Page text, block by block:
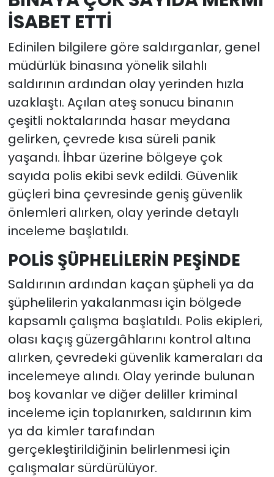
İSABET ETTİ
Edinilen bilgilere göre saldırganlar, genel
müdürlük binasına yönelik silahlı
saldırının ardından olay yerinden hızla
uzaklaştı. Açılan ateş sonucu binanın
çeşitli noktalarında hasar meydana
gelirken, çevrede kısa süreli panik
yaşandı. İhbar üzerine bölgeye çok
sayıda polis ekibi sevk edildi. Güvenlik
güçleri bina çevresinde geniş güvenlik
önlemleri alırken, olay yerinde detaylı
inceleme başlatıldı.
POLİS ŞÜPHELİLERİN PEŞİNDE
Saldırının ardından kaçan şüpheli ya da
şüphelilerin yakalanması için bölgede
kapsamlı çalışma başlatıldı. Polis ekipleri,
olası kaçış güzergâhlarını kontrol altına
alırken, çevredeki güvenlik kameraları da
incelemeye alındı. Olay yerinde bulunan
boş kovanlar ve diğer deliller kriminal
inceleme için toplanırken, saldırının kim
ya da kimler tarafından
gerçekleştirildiğinin belirlenmesi için
çalışmalar sürdürülüyor.